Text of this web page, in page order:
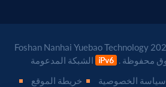
حقوق الطبع والنشر @ 2026 Foshan Nanhai Yuebao Technology
الشبكة المدعومة
سياسة الخصوصية خريطة الموقع